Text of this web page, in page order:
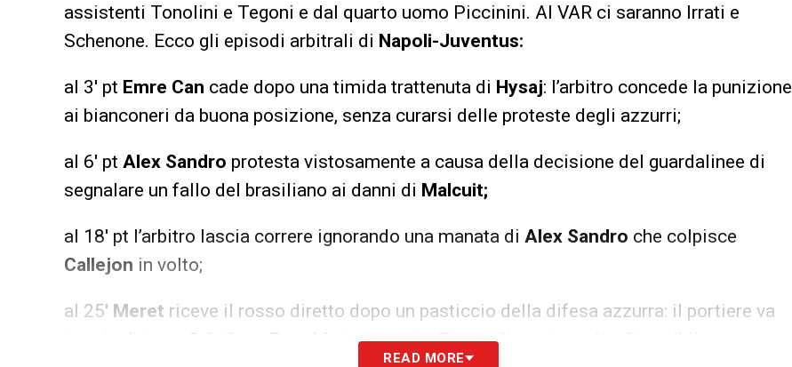
assistenti Tonolini e Tegoni e dal quarto uomo Piccinini. Al VAR ci saranno Irrati e
Schenone. Ecco gli episodi arbitrali di Napoli-Juventus:
al 3′ pt Emre Can cade dopo una timida trattenuta di Hysaj: l’arbitro concede la punizione
ai bianconeri da buona posizione, senza curarsi delle proteste degli azzurri;
al 6′ pt Alex Sandro protesta vistosamente a causa della decisione del guardalinee di
segnalare un fallo del brasiliano ai danni di Malcuit;
al 18′ pt l’arbitro lascia correre ignorando una manata di Alex Sandro che colpisce
Callejon in volto;
al 25′ Meret riceve il rosso diretto dopo un pasticcio della difesa azzurra: il portiere va
in agguato. Provvedimento molto discutibile;
READ MORE